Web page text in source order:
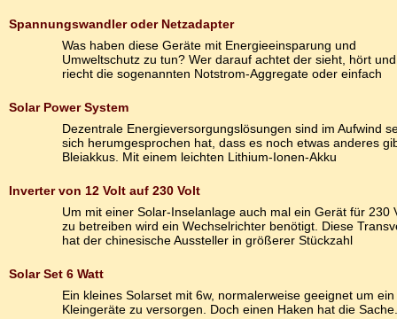
Spannungswandler oder Netzadapter
Was haben diese Geräte mit Energieeinsparung und
Umweltschutz zu tun? Wer darauf achtet der sieht, hört und
riecht die sogenannten Notstrom-Aggregate oder einfach
Solar Power System
Dezentrale Energieversorgungslösungen sind im Aufwind
sich herumgesprochen hat, dass es noch etwas anderes
Bleiakkus. Mit einem leichten Lithium-Ionen-Akku
Inverter von 12 Volt auf 230 Volt
Um mit einer Solar-Inselanlage auch mal ein Gerät für 230
zu betreiben wird ein Wechselrichter benötigt. Diese
hat der chinesische Aussteller in größerer Stückzahl
Solar Set 6 Watt
Ein kleines Solarset mit 6w, normalerweise geeignet um
Kleingeräte zu versorgen. Doch einen Haken hat die